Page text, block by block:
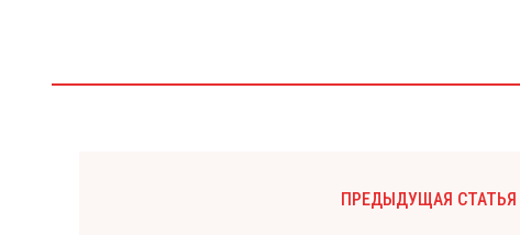
ПРЕДЫДУЩАЯ СТАТЬЯ